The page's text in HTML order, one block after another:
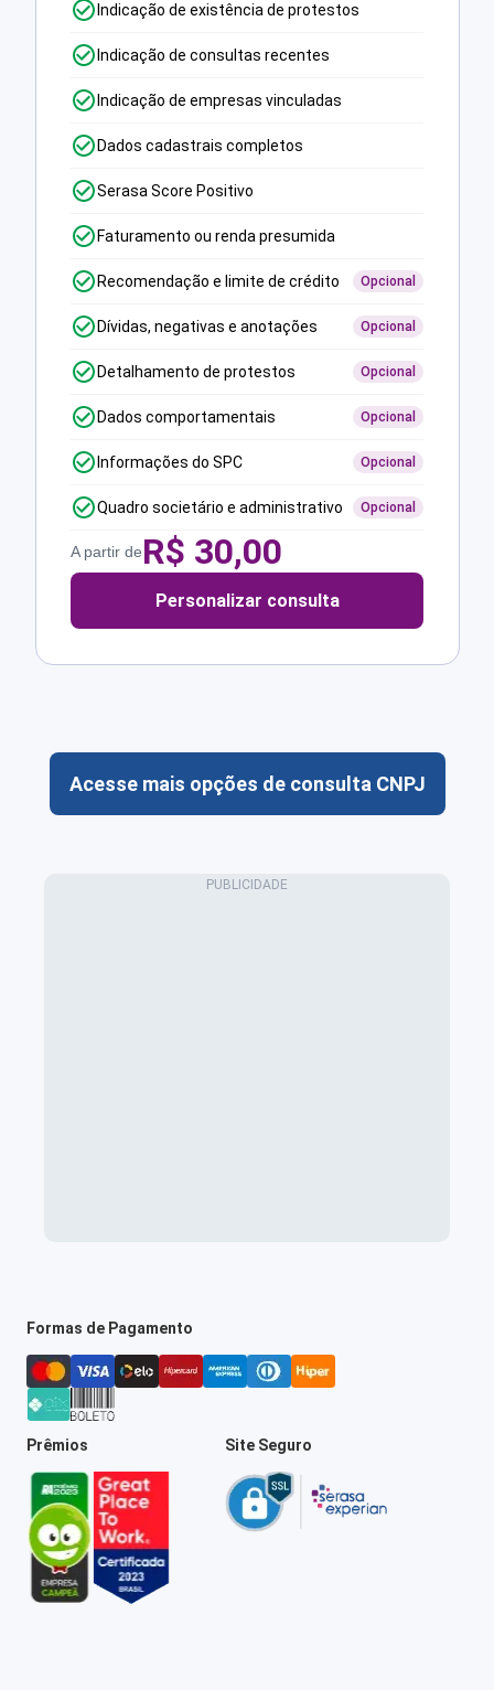
Indicação de existência de protestos
Indicação de consultas recentes
Indicação de empresas vinculadas
Dados cadastrais completos
Serasa Score Positivo
Faturamento ou renda presumida
Recomendação e limite de crédito Opcional
Dívidas, negativas e anotações Opcional
Detalhamento de protestos Opcional
Dados comportamentais Opcional
Informações do SPC Opcional
Quadro societário e administrativo Opcional
A partir deR$ 30,00
Personalizar consulta
Acesse mais opções de consulta CNPJ
Formas de Pagamento
Prêmios Site Seguro